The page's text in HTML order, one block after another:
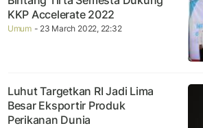
KKP Accelerate 2022
Umum - 23 March 2022, 22:32
Luhut Targetkan RI Jadi Lima
Besar Eksportir Produk
Perikanan Dunia